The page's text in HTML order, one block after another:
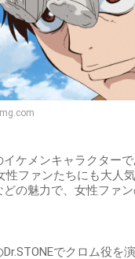
ケメンキャラクターで
性ファンたちにも大人
どの魅力で、女性ファ
でクロム役を